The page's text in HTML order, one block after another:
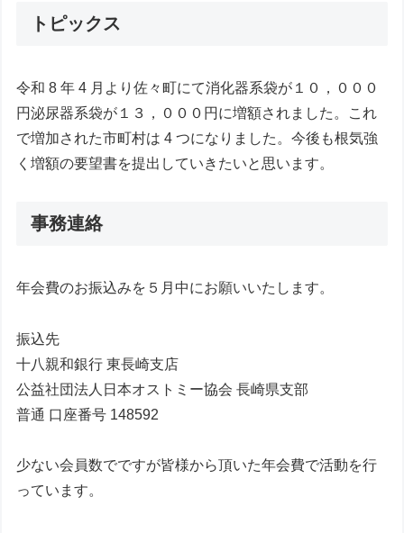
トピックス
令和 8 年 4 月より佐々町にて消化器系袋が１０，０００
円泌尿器系袋が１３，０００円に増額されました。これ
で増加された市町村は 4 つになりました。今後も根気強
く増額の要望書を提出していきたいと思います。
事務連絡
年会費のお振込みを５月中にお願いいたします。
振込先
十八親和銀行 東長崎支店
公益社団法人日本オストミー協会 長崎県支部
普通 口座番号 148592
少ない会員数でですが皆様から頂いた年会費で活動を行
っています。